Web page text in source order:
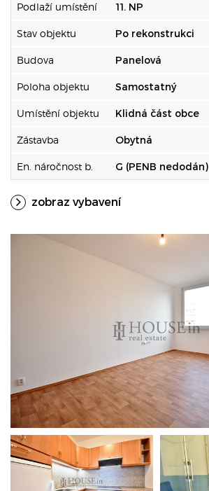
Podlaží umístění 11. NP
Stav objektu Po rekonstrukci
Budova Panelová
Poloha objektu Samostatný
Umístění objektu Klidná část obce
Zástavba Obytná
En. náročnost b. G (PENB nedodán)
zobraz vybavení